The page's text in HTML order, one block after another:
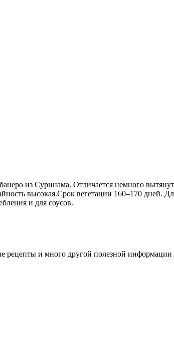
из Суринама. Отличается немного
высокая.Срок вегетации 160–170
и для соусов.
рецепты и много другой полезной